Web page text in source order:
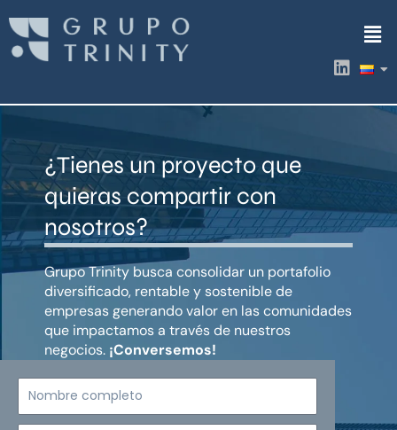
contenido
L
i
k
i
¿Tienes un proyecto que
quieras compartir con
nosotros?
Grupo Trinity busca consolidar un portafolio
diversificado, rentable y sostenible de
empresas generando valor en las comunidades
que impactamos a través de nuestros
negocios. ¡Conversemos!